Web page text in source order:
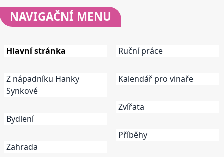
NAVIGAČNÍ MENU
Hlavní stránka
Z nápadníku Hanky
Synkové
Bydlení
Zahrada
Ruční práce
Kalendář pro vinaře
Zvířata
Příběhy